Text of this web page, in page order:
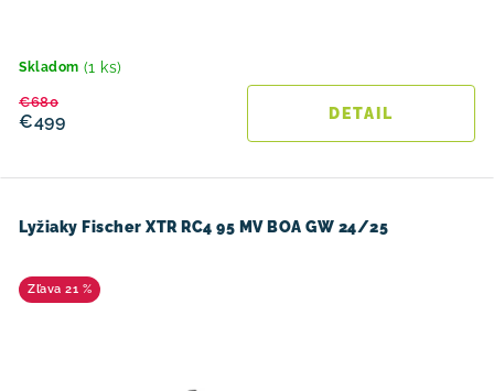
Skladom (1 ks)
€499
€680
DETAIL
Lyžiaky Fischer XTR RC4 95 MV BOA GW 24/25
21 %